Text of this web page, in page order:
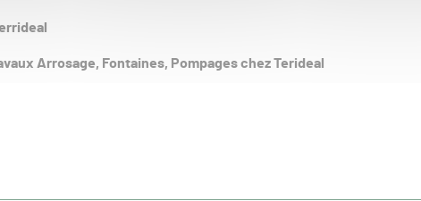
Arrosage, Fontaines, Pompages chez Terideal